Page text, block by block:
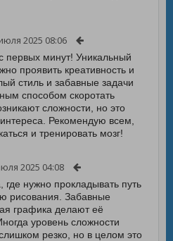
2025 08:06
первых минут! Уникальный
проявить креативность и
стиль и забавные задачи
способом скоротать
сложности, но это
Рекомендую всем,
и тренировать мозг!
2025 04:08
где нужно прокладывать путь
рисования. Забавные
графика делают её
уровень сложности
резко, но в целом это